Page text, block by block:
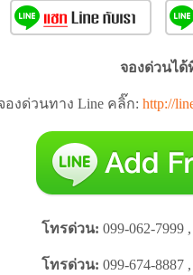
จองด่วนได้
องด่วนทาง Line คลิ๊ก: http://
โทรด่วน: 099-062-7999
โทรด่วน: 099-674-8887